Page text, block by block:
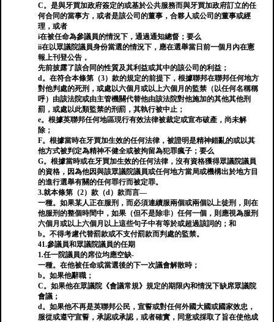
C。是與牙買加政府簽定的或基於公共服務而與牙買加政府訂立的任
何合同的當事方，或者是該公司的董事，合夥人或公司的董事或經
理，或者
i在被任命為參議員的情況下，通過通知總督；要么
ii在以眾議院議員身份當選的情況下，應在選舉當日前一個月內在憲
報上刊登公告，
先前披露了該合同的性質及其利益或其中的該公司的利益；
d。在符合本條第（3）款的規定的前提下，根據聯邦在聯邦任何地方
對他判處的死刑，或處以六個月或以上六個月的監禁（以任何名稱稱
呼）由該法院或由主管機關代替他由該法院對他施加的其他其他刑
罰，或處以此類監禁的刑罰，其執行被中止；
e。根據英聯邦任何地區現行有效法律被裁定或宣布破產，尚未解
除；
F。根據當時在牙買加生效的任何法律，被證明是精神錯亂的或以其
他方式被判定為精神不健全或被拘留為犯罪瘋子；要么
G。根據當時或在牙買加生效的任何法律，沒有資格獲得眾議院議員
的資格，因為他因與該眾議院議員或任何地方當局或機構出於地方目
的進行選舉有關的任何罪行而被定罪。
3.就本條第（2）款（d）款而言—
一種。如果某人正在服刑，而必須連續服兩個或兩個以上徒刑，則在
他服刑的整個時間中，如果（但不是除非）任何一個，則應視為服刑
六個月或以上六個月以上這些句子中有等於或超過該詞的；和
b。不得考慮代替罰款或不支付罰款而判處的監禁。
41.參議員和眾議院議員的任期
1.任一院議員的席位均應空缺-
一種。在他被任命或當選後的下一次議會解散時；
b。如果他辭職；
C。如果他在眾議院《會議常規》規定的期限內和情況下缺席眾議院
會議；
d。如果他不再是英聯邦公民，宣誓或對任何外國大國或國家效忠，
服從或遵守宣誓，承認或承認，或者確實，同意或採取了旨在使他成